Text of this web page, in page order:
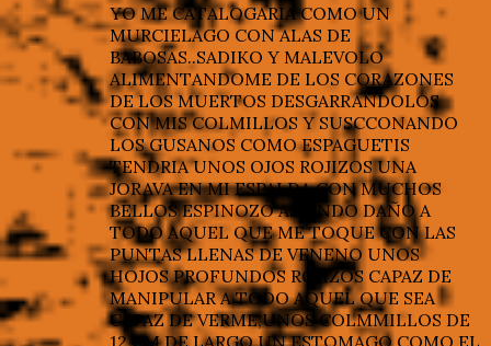
YO ME CATALOGARIA COMO UN
MURCIELAGO CON ALAS DE
BABOSAS..SADIKO Y MALEVOLO
ALIMENTANDOME DE LOS CORAZONES
DE LOS MUERTOS DESGARRANDOLOS
CON MIS COLMILLOS Y SUSCCONANDO
LOS GUSANOS COMO ESPAGUETIS
TENDRIA UNOS OJOS ROJIZOS UNA
JORAVA EN MI ESPALDA CON MUCHOS
BELLOS ESPINOZO ASIENDO DAÑO A
TODO AQUEL QUE ME TOQUE CON LAS
PUNTAS LLENAS DE VENENO UNOS
HOJOS PROFUNDOS ROJIZOS CAPAZ DE
MANIPULAR A TODO AQUEL QUE SEA
CAPAZ DE VERME,UNOS COLMMILLOS DE
12 CM DE LARGO UN ESTOMAGO COMO EL